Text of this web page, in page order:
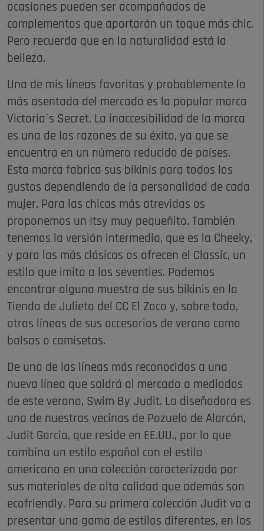
ocasiones pueden ser acompañados de
complementos que aportarán un toque más chic.
Pero recuerda que en la naturalidad está la
belleza.
Una de mis líneas favoritas y probablemente la
más asentada del mercado es la popular marca
Victoria´s Secret. La inaccesibilidad de la marca
es una de las razones de su éxito, ya que se
encuentra en un número reducido de países.
Esta marca fabrica sus bikinis para todos los
gustos dependiendo de la personalidad de cada
mujer. Para las chicas más atrevidas os
proponemos un Itsy muy pequeñito. También
tenemos la versión intermedia, que es la Cheeky,
y para las más clásicas os ofrecen el Classic, un
estilo que imita a los seventies. Podemos
encontrar alguna muestra de sus bikinis en la
Tienda de Julieta del CC El Zoco y, sobre todo,
otras líneas de sus accesorios de verano como
bolsos o camisetas.
De una de las líneas más reconocidas a una
nueva línea que saldrá al mercado a mediados
de este verano, Swim By Judit. La diseñadora es
una de nuestras vecinas de Pozuelo de Alarcón,
Judit Garcia, que reside en EE.UU., por lo que
combina un estilo español con el estilo
americano en una colección caracterizada por
sus materiales de alta calidad que además son
ecofriendly. Para su primera colección Judit va a
presentar una gama de estilos diferentes, en los